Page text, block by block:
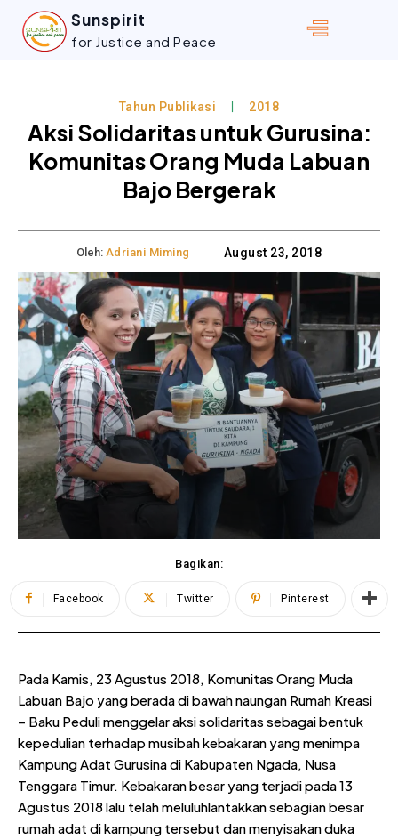
Sunspirit
for Justice and Peace
Tahun Publikasi 2018
Aksi Solidaritas untuk Gurusina:
Komunitas Orang Muda Labuan
Bajo Bergerak
Oleh: Adriani Miming August 23, 2018
Bagikan:
Facebook Twitter Pinterest
Pada Kamis, 23 Agustus 2018, Komunitas Orang Muda
Labuan Bajo yang berada di bawah naungan Rumah Kreasi
– Baku Peduli menggelar aksi solidaritas sebagai bentuk
kepedulian terhadap musibah kebakaran yang menimpa
Kampung Adat Gurusina di Kabupaten Ngada, Nusa
Tenggara Timur. Kebakaran besar yang terjadi pada 13
Agustus 2018 lalu telah meluluhlantakkan sebagian besar
rumah adat di kampung tersebut dan menyisakan duka